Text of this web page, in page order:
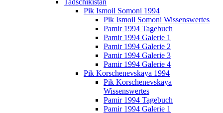
Pik Ismoil Somoni 1994
Pik Ismoil Somoni Wissenswertes
Pamir 1994 Tagebuch
Pamir 1994 Galerie 1
Pamir 1994 Galerie 2
Pamir 1994 Galerie 3
Pamir 1994 Galerie 4
Pik Korschenevskaya 1994
Pik Korschenevskaya
Wissenswertes
Pamir 1994 Tagebuch
Pamir 1994 Galerie 1